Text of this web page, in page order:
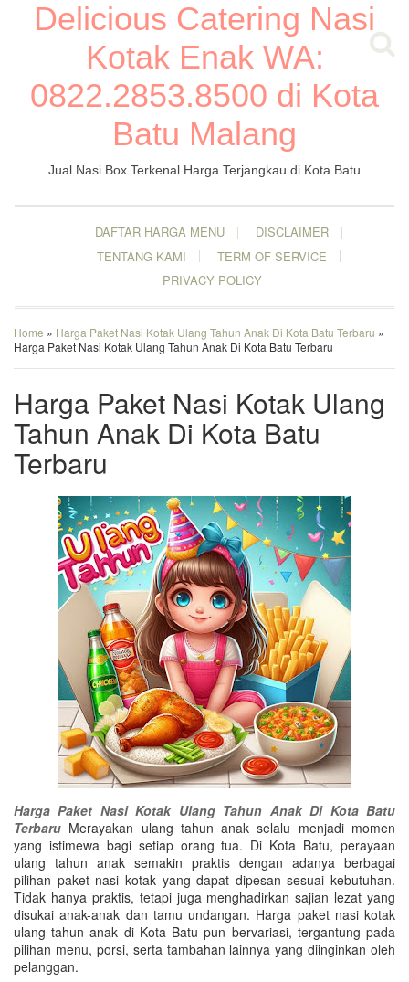
Delicious Catering Nasi
Kotak Enak WA:
0822.2853.8500 di Kota
Batu Malang
Jual Nasi Box Terkenal Harga Terjangkau di Kota Batu
DAFTAR HARGA MENU
DISCLAIMER
TENTANG KAMI
TERM OF SERVICE
PRIVACY POLICY
Home » Harga Paket Nasi Kotak Ulang Tahun Anak Di Kota Batu Terbaru »
Harga Paket Nasi Kotak Ulang Tahun Anak Di Kota Batu Terbaru
Harga Paket Nasi Kotak Ulang
Tahun Anak Di Kota Batu
Terbaru
Harga Paket Nasi Kotak Ulang Tahun Anak Di Kota Batu
Terbaru Merayakan ulang tahun anak selalu menjadi momen
yang istimewa bagi setiap orang tua. Di Kota Batu, perayaan
ulang tahun anak semakin praktis dengan adanya berbagai
pilihan paket nasi kotak yang dapat dipesan sesuai kebutuhan.
Tidak hanya praktis, tetapi juga menghadirkan sajian lezat yang
disukai anak-anak dan tamu undangan. Harga paket nasi kotak
ulang tahun anak di Kota Batu pun bervariasi, tergantung pada
pilihan menu, porsi, serta tambahan lainnya yang diinginkan oleh
pelanggan.